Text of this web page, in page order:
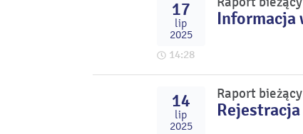
17
lip
2025
14:28
Informacja
14
lip
2025
Raport